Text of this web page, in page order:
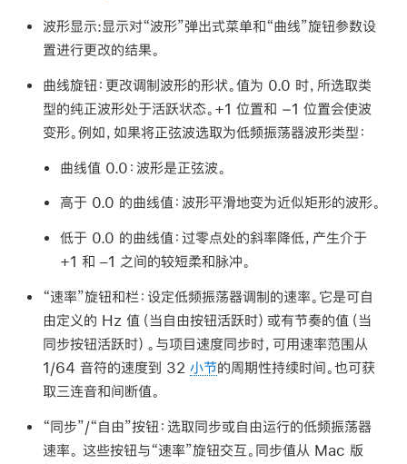
波形显示:显示对“波形”弹出式菜单和“曲线”旋钮参数设
置进行更改的结果。
曲线旋钮： 更改调制波形的形状。值为 0.0 时，所选取类
型的纯正波形处于活跃状态。+1 位置和 −1 位置会使波
变形。例如，如果将正弦波选取为低频振荡器波形类型：
曲线值 0.0： 波形是正弦波。
高于 0.0 的曲线值： 波形平滑地变为近似矩形的波形。
低于 0.0 的曲线值： 过零点处的斜率降低，产生介于
+1 和 –1 之间的较短柔和脉冲。
“速率”旋钮和栏： 设定低频振荡器调制的速率。它是可自
由定义的 Hz 值（当自由按钮活跃时）或有节奏的值（当
同步按钮活跃时）。与项目速度同步时，可用速率范围从
1/64 音符的速度到 32 小节的周期性持续时间。也可获
取三连音和间断值。
“同步”/“自由”按钮： 选取同步或自由运行的低频振荡器
速率。 这些按钮与“速率”旋钮交互。同步值从 Mac 版